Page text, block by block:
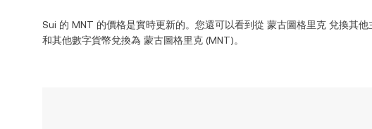
Sui 的 MNT 的價格是實時更新的。您還可以看到從 蒙古圖格里克 兌換其他
和其他數字貨幣兌換為 蒙古圖格里克 (MNT)。